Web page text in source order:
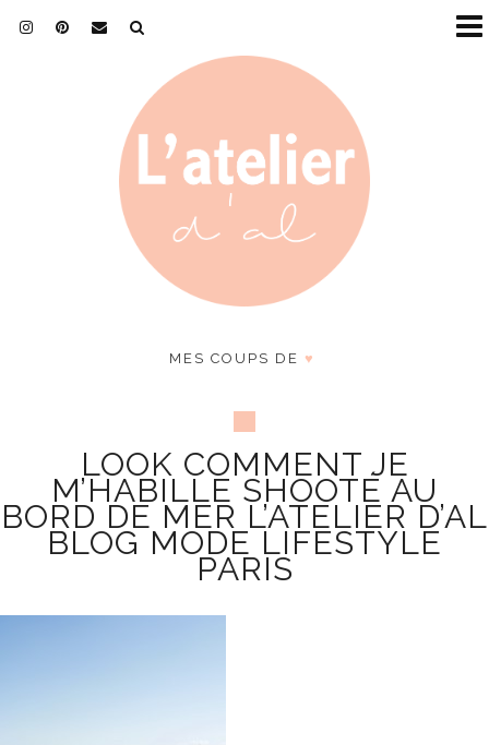
MES COUPS DE ♥
LOOK COMMENT JE
M’HABILLE SHOOTÉ AU
BORD DE MER L’ATELIER D’AL
BLOG MODE LIFESTYLE
PARIS